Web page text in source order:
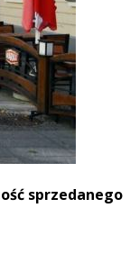
sprzedanego